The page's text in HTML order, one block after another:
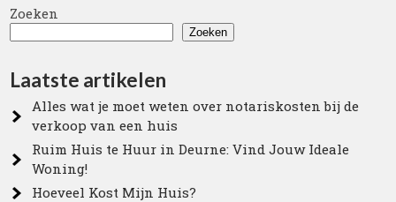
Zoeken
Zoeken
Laatste artikelen
Alles wat je moet weten over notariskosten bij de
verkoop van een huis
Ruim Huis te Huur in Deurne: Vind Jouw Ideale
Woning!
Hoeveel Kost Mijn Huis?